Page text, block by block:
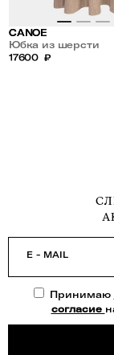
CANOE
Юбка из шерсти
17600 ₽
E - MAIL
Принимаю
согласие